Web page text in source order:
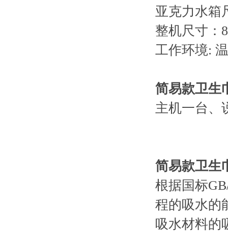
亚克力水箱
整机尺寸：
工作环境:
简易款卫生
主机一台、
简易款卫生
根据国标
程的吸水的
吸水材料的